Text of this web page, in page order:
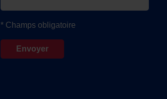
* Champs obligatoire